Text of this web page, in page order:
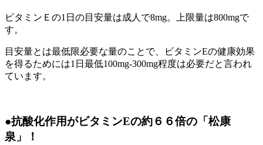
ビタミンＥの1日の目安量は成人で8mg。上限量は800mgで
す。
目安量とは最低限必要な量のことで、ビタミンEの健康効果
を得るためには1日最低100mg-300mg程度は必要だと言われ
ています。
●抗酸化作用がビタミンEの約６６倍の「松康
泉」！